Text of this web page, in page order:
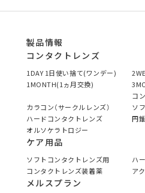
製品情報
コンタクトレンズ
1DAY 1日使い捨て(ワンデー)
1MONTH(1ヵ月交換)
コ
カラコン（サークルレンズ）
ソ
ハードコンタクトレンズ
円
オルソケラトロジー
ケア用品
ソフトコンタクトレンズ用
ハ
コンタクトレンズ装着薬
ア
メルスプラン